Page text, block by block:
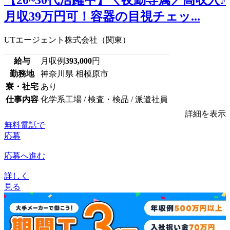
月収39万円可！容器の目視チェッ...
UTエージェント株式会社（関東）
給与 月収例393,000円
勤務地
神奈川県 相模原市
寮・社宅 あり
仕事内容 化学系工場 / 検査・検品 / 派遣社員
詳細を表示
無料電話で
応募
応募へ進む
詳しく
見る